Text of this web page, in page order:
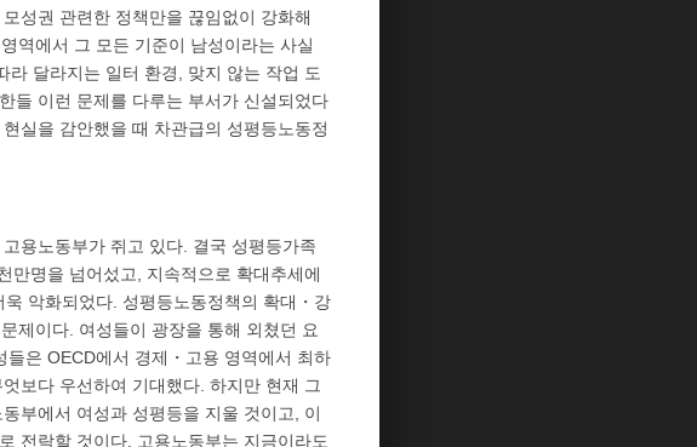
성권 관련한 정책만을 끊임없이 강화해
역에서 그 모든 기준이 남성이라는 사실
달라지는 일터 환경, 맞지 않는 작업 도
들 이런 문제를 다루는 부서가 신설되었다
실을 감안했을 때 차관급의 성평등노동정
용노동부가 쥐고 있다. 결국 성평등가족
만명을 넘어섰고, 지속적으로 확대추세에
악화되었다. 성평등노동정책의 확대・강
제이다. 여성들이 광장을 통해 외쳤던 요
은 OECD에서 경제・고용 영역에서 최하
보다 우선하여 기대했다. 하지만 현재 그
부에서 여성과 성평등을 지울 것이고, 이
전락할 것이다. 고용노동부는 지금이라도